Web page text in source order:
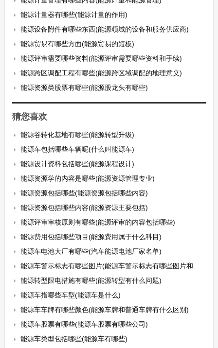
能源计量器有哪些(能源计量的作用)
能源设备附件有哪些东西(能源领域的设备和服务供应商)
能源贸易有哪些方面(能源贸易的短板)
能源评审需要哪些资料(能源评审需要哪些资料和手续)
能源跨区调配工程有哪些(能源跨区域调配的地理意义)
能源资源类股票有哪些(能源股龙头有哪些)
猜您喜欢
能源谷转化基地有哪些(能源转型升级)
能源车包括哪些车辆呢(什么叫能源车)
能源设计资料包括哪些(能源课程设计)
能源资源学的内容是哪些(能源资源管理专业)
能源资源包括哪些(能源资源包括哪些内容)
能源资源包括哪些内容(能源资源主要包括)
能源评审审核原则有哪些(能源评审的内容包括哪些)
能源费用包括哪些项目(能源费用属于什么科目)
能源车电池大厂有哪些(汽车能源电池厂家名单)
能源车警示标志有哪些图片(能源车警示标志有哪些图片和名字)
能源转型限电措施有哪些(能源转型有什么问题)
能源车指哪些车型(能源车是什么)
能源车车牌有哪些颜色(能源车牌和普通车牌有什么区别)
能源车股票有哪些(能源车股票有哪些公司)
能源车类型包括哪些(能源车有哪些)